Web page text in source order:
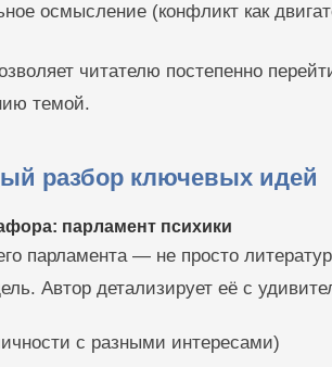
осмысление (конфликт как
читателю постепенно
темой.
разбор ключевых идей
парламент психики
парламента — не просто
Автор детализирует её с
с разными интересами)